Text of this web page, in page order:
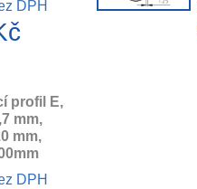
DPH
profil E,
mm,
mm,
DPH